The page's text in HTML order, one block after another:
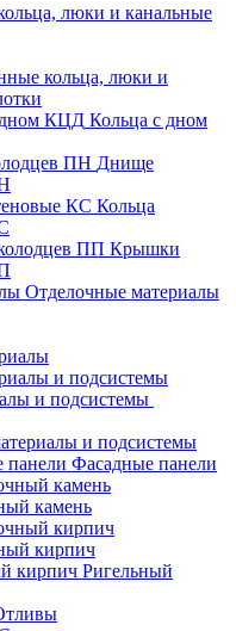
люки и канальные
кольца, люки и
Кольца с дном
Днище
Кольца
Крышки
Отделочные материалы
и подсистемы
и подсистемы
Фасадные панели
камень
кирпич
Ригельный